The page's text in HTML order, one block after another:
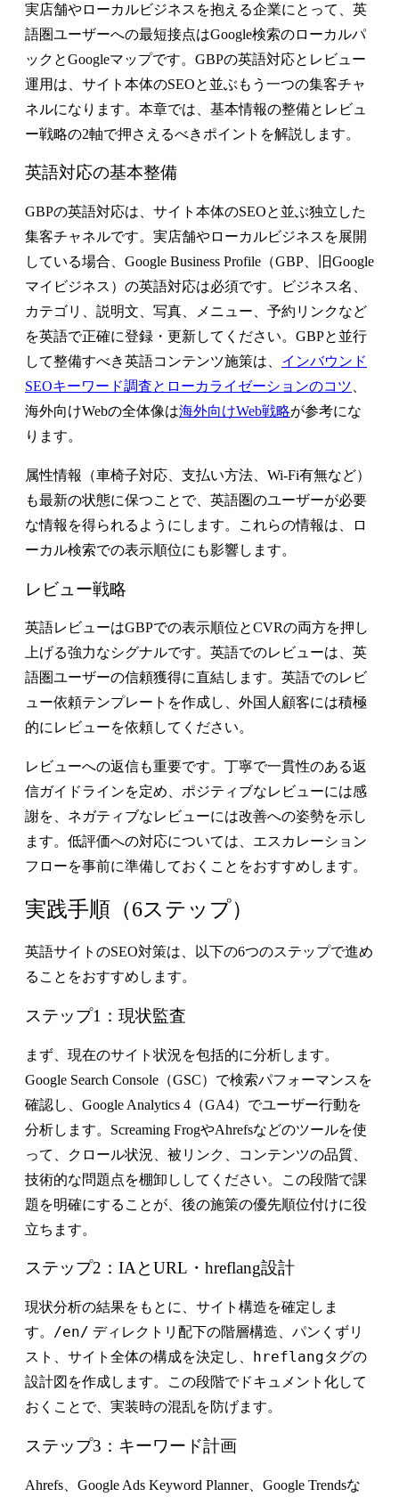
実店舗やローカルビジネスを抱える企業にとって、英
語圏ユーザーへの最短接点はGoogle検索のローカルパ
ックとGoogleマップです。GBPの英語対応とレビュー
運用は、サイト本体のSEOと並ぶもう一つの集客チャ
ネルになります。本章では、基本情報の整備とレビュ
ー戦略の2軸で押さえるべきポイントを解説します。
英語対応の基本整備
GBPの英語対応は、サイト本体のSEOと並ぶ独立した
集客チャネルです。実店舗やローカルビジネスを展開
している場合、Google Business Profile（GBP、旧Google
マイビジネス）の英語対応は必須です。ビジネス名、
カテゴリ、説明文、写真、メニュー、予約リンクなど
を英語で正確に登録・更新してください。GBPと並行
して整備すべき英語コンテンツ施策は、 インバウンド
SEOキーワード調査とローカライゼーションのコツ
海外向けWebの全体像は海外向けWeb戦略が参考にな
ります。
属性情報（車椅子対応、支払い方法、Wi-Fi有無など）
も最新の状態に保つことで、英語圏のユーザーが必要
な情報を得られるようにします。これらの情報は、ロ
ーカル検索での表示順位にも影響します。
レビュー戦略
英語レビューはGBPでの表示順位とCVRの両方を押し
上げる強力なシグナルです。英語でのレビューは、英
語圏ユーザーの信頼獲得に直結します。英語でのレビ
ュー依頼テンプレートを作成し、外国人顧客には積極
的にレビューを依頼してください。
レビューへの返信も重要です。丁寧で一貫性のある返
信ガイドラインを定め、ポジティブなレビューには感
謝を、ネガティブなレビューには改善への姿勢を示し
ます。低評価への対応については、エスカレーション
フローを事前に準備しておくことをおすすめします。
実践手順（6ステップ）
英語サイトのSEO対策は、以下の6つのステップで進め
ることをおすすめします。
ステップ1：現状監査
まず、現在のサイト状況を包括的に分析します。
Google Search Console（GSC）で検索パフォーマンスを
確認し、Google Analytics 4（GA4）でユーザー行動を
分析します。Screaming FrogやAhrefsなどのツールを使
って、クロール状況、被リンク、コンテンツの品質、
技術的な問題点を棚卸ししてください。この段階で課
題を明確にすることが、後の施策の優先順位付けに役
立ちます。
ステップ2：IAとURL・hreflang設計
現状分析の結果をもとに、サイト構造を確定しま
す。 /en/ ディレクトリ配下の階層構造、パンくずリ
スト、サイト全体の構成を決定し、 hreflangタグの
設計図を作成します。この段階でドキュメント化して
おくことで、実装時の混乱を防げます。
ステップ3：キーワード計画
Ahrefs、Google Ads Keyword Planner、Google Trendsな